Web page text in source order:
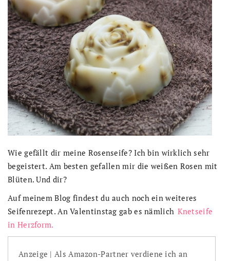
Wie gefällt dir meine Rosenseife? Ich bin wirklich sehr
begeistert. Am besten gefallen mir die weißen Rosen mit
Blüten. Und dir?
Auf meinem Blog findest du auch noch ein weiteres
Seifenrezept. An Valentinstag gab es nämlich Knetseife
in Herzform.
Anzeige | Als Amazon-Partner verdiene ich an